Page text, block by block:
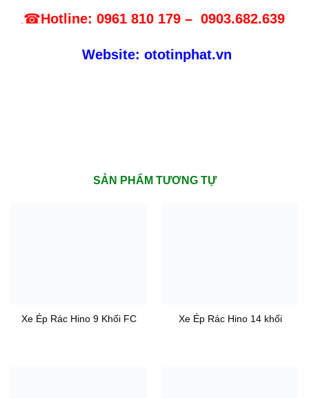
☎Hotline: 0961 810 179 – 0903.682.639
Website: ototinphat.vn
SẢN PHẨM TƯƠNG TỰ
Xe Ép Rác Hino 9 Khối FC Xe Ép Rác Hino 14 khối